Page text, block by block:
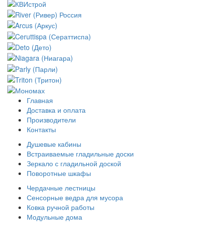
Главная
Доставка и оплата
Производители
Контакты
Душевые кабины
Встраиваемые гладильные доски
Зеркало с гладильной доской
Поворотные шкафы
Чердачные лестницы
Сенсорные ведра для мусора
Ковка ручной работы
Модульные дома